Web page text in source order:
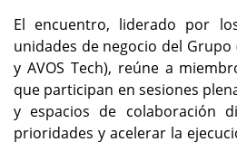
El encuentro, liderado por
unidades de negocio del Grupo
y AVOS Tech), reúne a
que participan en sesiones
y espacios de colaboración
prioridades y acelerar la